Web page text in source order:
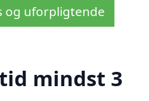
og uforpligtende
mindst 3